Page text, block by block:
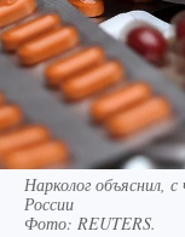
Нарколог объяснил,
России
Фото: REUTERS.